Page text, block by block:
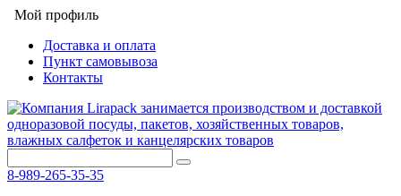
Мой профиль
Доставка и оплата
Пункт самовывоза
Контакты
8-989-265-35-35